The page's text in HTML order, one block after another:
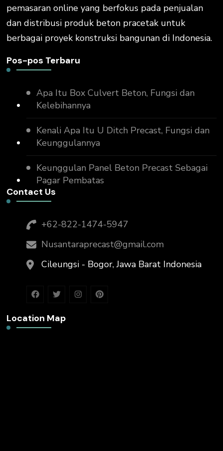
pemasaran online yang berfokus pada penjualan
dan distribusi produk beton pracetak untuk
berbagai proyek konstruksi bangunan di Indonesia.
Pos-pos Terbaru
Apa Itu Box Culvert Beton, Fungsi dan
Kelebihannya
Kenali Apa Itu U Ditch Precast, Fungsi dan
Keunggulannya
Keunggulan Panel Beton Precast Sebagai
Pagar Pembatas
Contact Us
+62-822-1474-5947
Nusantaraprecast@gmail.com
Cileungsi - Bogor, Jawa Barat Indonesia
Location Map